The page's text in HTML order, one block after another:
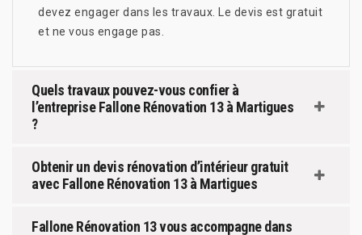
devez engager dans les travaux. Le devis est gratuit
et ne vous engage pas.
Quels travaux pouvez-vous confier à
l’entreprise Fallone Rénovation 13 à Martigues
?
Obtenir un devis rénovation d’intérieur gratuit
avec Fallone Rénovation 13 à Martigues
Fallone Rénovation 13 vous accompagne dans